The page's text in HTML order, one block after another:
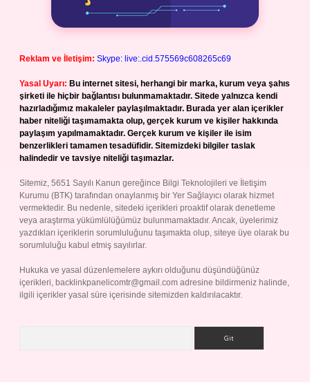
Reklam ve İletişim: Skype: live:.cid.575569c608265c69
Yasal Uyarı: Bu internet sitesi, herhangi bir marka, kurum veya şahıs
şirketi ile hiçbir bağlantısı bulunmamaktadır. Sitede yalnızca kendi
hazırladığımız makaleler paylaşılmaktadır. Burada yer alan içerikler
haber niteliği taşımamakta olup, gerçek kurum ve kişiler hakkında
paylaşım yapılmamaktadır. Gerçek kurum ve kişiler ile isim
benzerlikleri tamamen tesadüfidir. Sitemizdeki bilgiler taslak
halindedir ve tavsiye niteliği taşımazlar.
Sitemiz, 5651 Sayılı Kanun gereğince Bilgi Teknolojileri ve İletişim
Kurumu (BTK) tarafından onaylanmış bir Yer Sağlayıcı olarak hizmet
vermektedir. Bu nedenle, sitedeki içerikleri proaktif olarak denetleme
veya araştırma yükümlülüğümüz bulunmamaktadır. Ancak, üyelerimiz
yazdıkları içeriklerin sorumluluğunu taşımakta olup, siteye üye olarak bu
sorumluluğu kabul etmiş sayılırlar.
Hukuka ve yasal düzenlemelere aykırı olduğunu düşündüğünüz
içerikleri, backlinkpanelicomtr@gmail.com adresine bildirmeniz halinde,
ilgili içerikler yasal süre içerisinde sitemizden kaldırılacaktır.